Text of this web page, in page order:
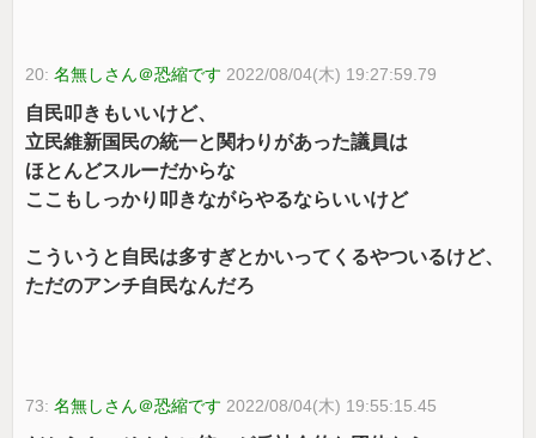
20:名無しさん＠恐縮です 2022/08/04(木) 19:27:59.79
自民叩きもいいけど、
立民維新国民の統一と関わりがあった議員は
ほとんどスルーだからな
ここもしっかり叩きながらやるならいいけど
こういうと自民は多すぎとかいってくるやついるけど、
ただのアンチ自民なんだろ
73:名無しさん＠恐縮です 2022/08/04(木) 19:55:15.45